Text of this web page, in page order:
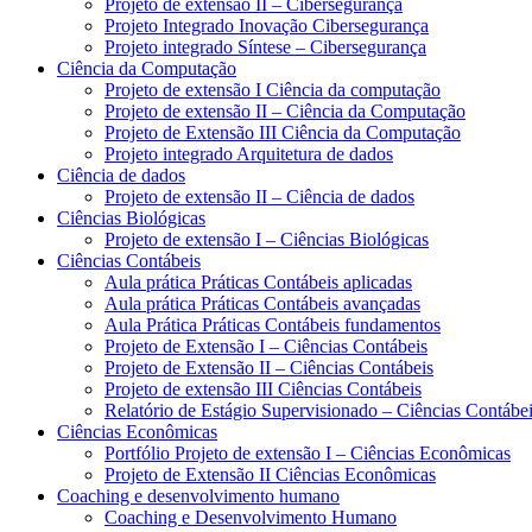
Projeto de extensão II – Cibersegurança
Projeto Integrado Inovação Cibersegurança
Projeto integrado Síntese – Cibersegurança
Ciência da Computação
Projeto de extensão I Ciência da computação
Projeto de extensão II – Ciência da Computação
Projeto de Extensão III Ciência da Computação
Projeto integrado Arquitetura de dados
Ciência de dados
Projeto de extensão II – Ciência de dados
Ciências Biológicas
Projeto de extensão I – Ciências Biológicas
Ciências Contábeis
Aula prática Práticas Contábeis aplicadas
Aula prática Práticas Contábeis avançadas
Aula Prática Práticas Contábeis fundamentos
Projeto de Extensão I – Ciências Contábeis
Projeto de Extensão II – Ciências Contábeis
Projeto de extensão III Ciências Contábeis
Relatório de Estágio Supervisionado – Ciências
Ciências Econômicas
Portfólio Projeto de extensão I – Ciências Econômicas
Projeto de Extensão II Ciências Econômicas
Coaching e desenvolvimento humano
Coaching e Desenvolvimento Humano